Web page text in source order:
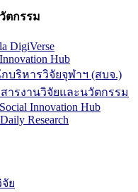
ตกรรม
DigiVerse
Hub
บริหารวิจัยจุฬาฯ (สบจ.)
ารงานวิจัยและนวัตกรรม
Innovation Hub
Research
ย